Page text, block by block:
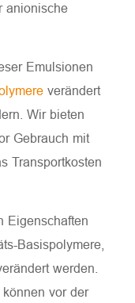
anionische
Emulsionen
verändert
Wir bieten
Gebrauch mit
Transportkosten
Eigenschaften
Basispolymere,
werden.
vor der